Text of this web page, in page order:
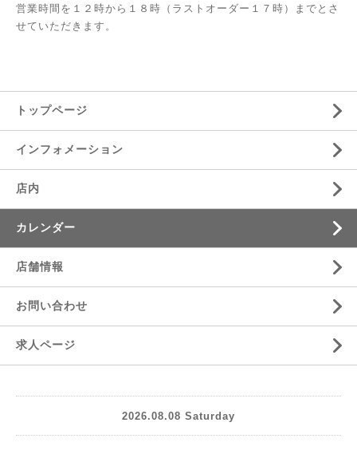
営業時間を１２時から１８時（ラストオーダー１７時）までとさ
せていただきます。
トップページ
インフォメーション
店内
カレンダー
店舗情報
お問い合わせ
求人ページ
2026.08.08 Saturday